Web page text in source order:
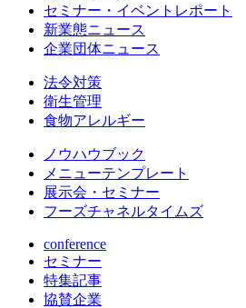
セミナー・イベントレポート
新業態ニュース
企業団体ニュース
法令対策
衛生管理
食物アレルギー
ノウハウブック
メニューテンプレート
展示会・セミナー
フーズチャネルタイムズ
conference
セミナー
特集記事
協賛企業